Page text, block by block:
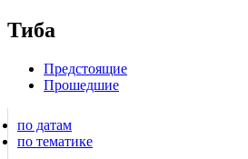
Тиба
Предстоящие
Прошедшие
по датам
по тематике